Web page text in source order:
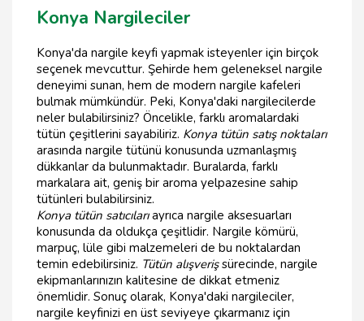
Konya Nargileciler
Konya'da nargile keyfi yapmak isteyenler için birçok
seçenek mevcuttur. Şehirde hem geleneksel nargile
deneyimi sunan, hem de modern nargile kafeleri
bulmak mümkündür. Peki, Konya'daki nargilecilerde
neler bulabilirsiniz? Öncelikle, farklı aromalardaki
tütün çeşitlerini sayabiliriz. Konya tütün satış noktaları
arasında nargile tütünü konusunda uzmanlaşmış
dükkanlar da bulunmaktadır. Buralarda, farklı
markalara ait, geniş bir aroma yelpazesine sahip
tütünleri bulabilirsiniz.
Konya tütün satıcılarıayrıca nargile aksesuarları
konusunda da oldukça çeşitlidir. Nargile kömürü,
marpuç, lüle gibi malzemeleri de bu noktalardan
temin edebilirsiniz. Tütün alışverişsürecinde, nargile
ekipmanlarınızın kalitesine de dikkat etmeniz
önemlidir. Sonuç olarak, Konya'daki nargileciler,
nargile keyfinizi en üst seviyeye çıkarmanız için